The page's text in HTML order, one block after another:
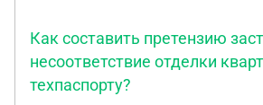
Как составить претензию
несоответствие отделки
техпаспорту?